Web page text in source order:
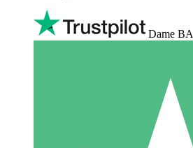
Dame BA